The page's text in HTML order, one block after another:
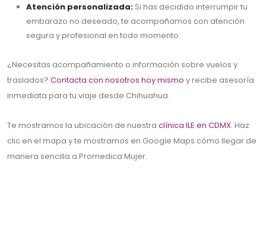
Atención personalizada: Si has decidido interrumpir tu
embarazo no deseado, te acompañamos con atención
segura y profesional en todo momento.
¿Necesitas acompañamiento o información sobre vuelos y
traslados? Contacta con nosotros hoy mismo y recibe asesoría
inmediata para tu viaje desde Chihuahua.
Te mostramos la ubicación de nuestra clínica ILE en CDMX. Haz
clic en el mapa y te mostramos en Google Maps cómo llegar de
manera sencilla a Promedica Mujer.